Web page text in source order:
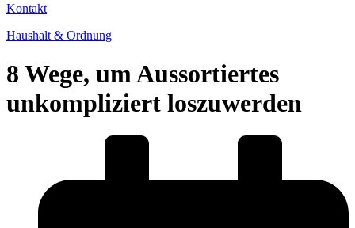
Kontakt
Haushalt & Ordnung
8 Wege, um Aussortiertes
unkompliziert loszuwerden